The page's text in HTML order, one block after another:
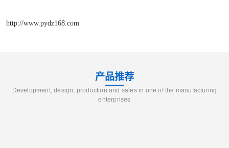
http://www.pydz168.com
产品推荐
Development, design, production and sales in one of the manufacturing
enterprises